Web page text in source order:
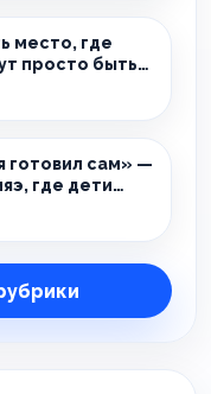
место, где
просто быть
готовил сам» —
где дети